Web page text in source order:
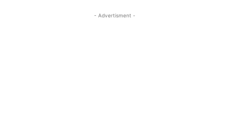
- Advertisment -